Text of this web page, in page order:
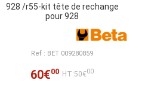
928 /r55-kit tête de rechange
pour 928
Ref : BET 009280859
60€00 HT:50€00